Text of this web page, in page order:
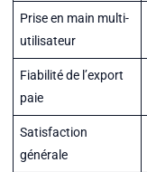
Prise en main multi-
utilisateur
Fiabilité de l’export
paie
Satisfaction
générale